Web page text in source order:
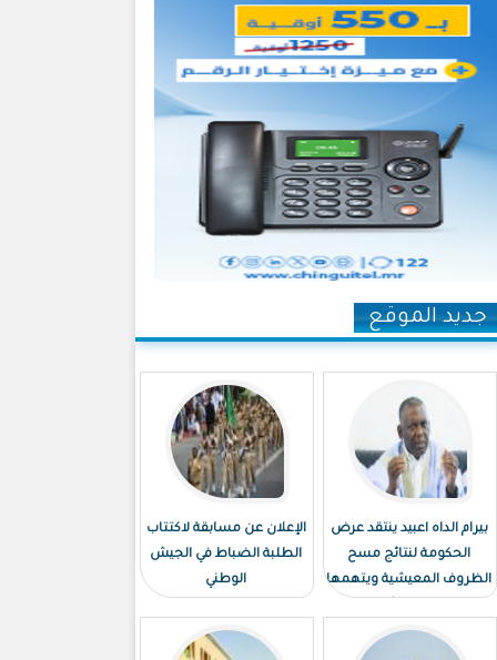
جديد الموقع
بيرام الداه اعبيد ينتقد عرض
الحكومة لنتائج مسح
الظروف المعيشية ويتهمها
الإعلان عن مسابقة لاكتتاب
الطلبة الضباط في الجيش
الوطني